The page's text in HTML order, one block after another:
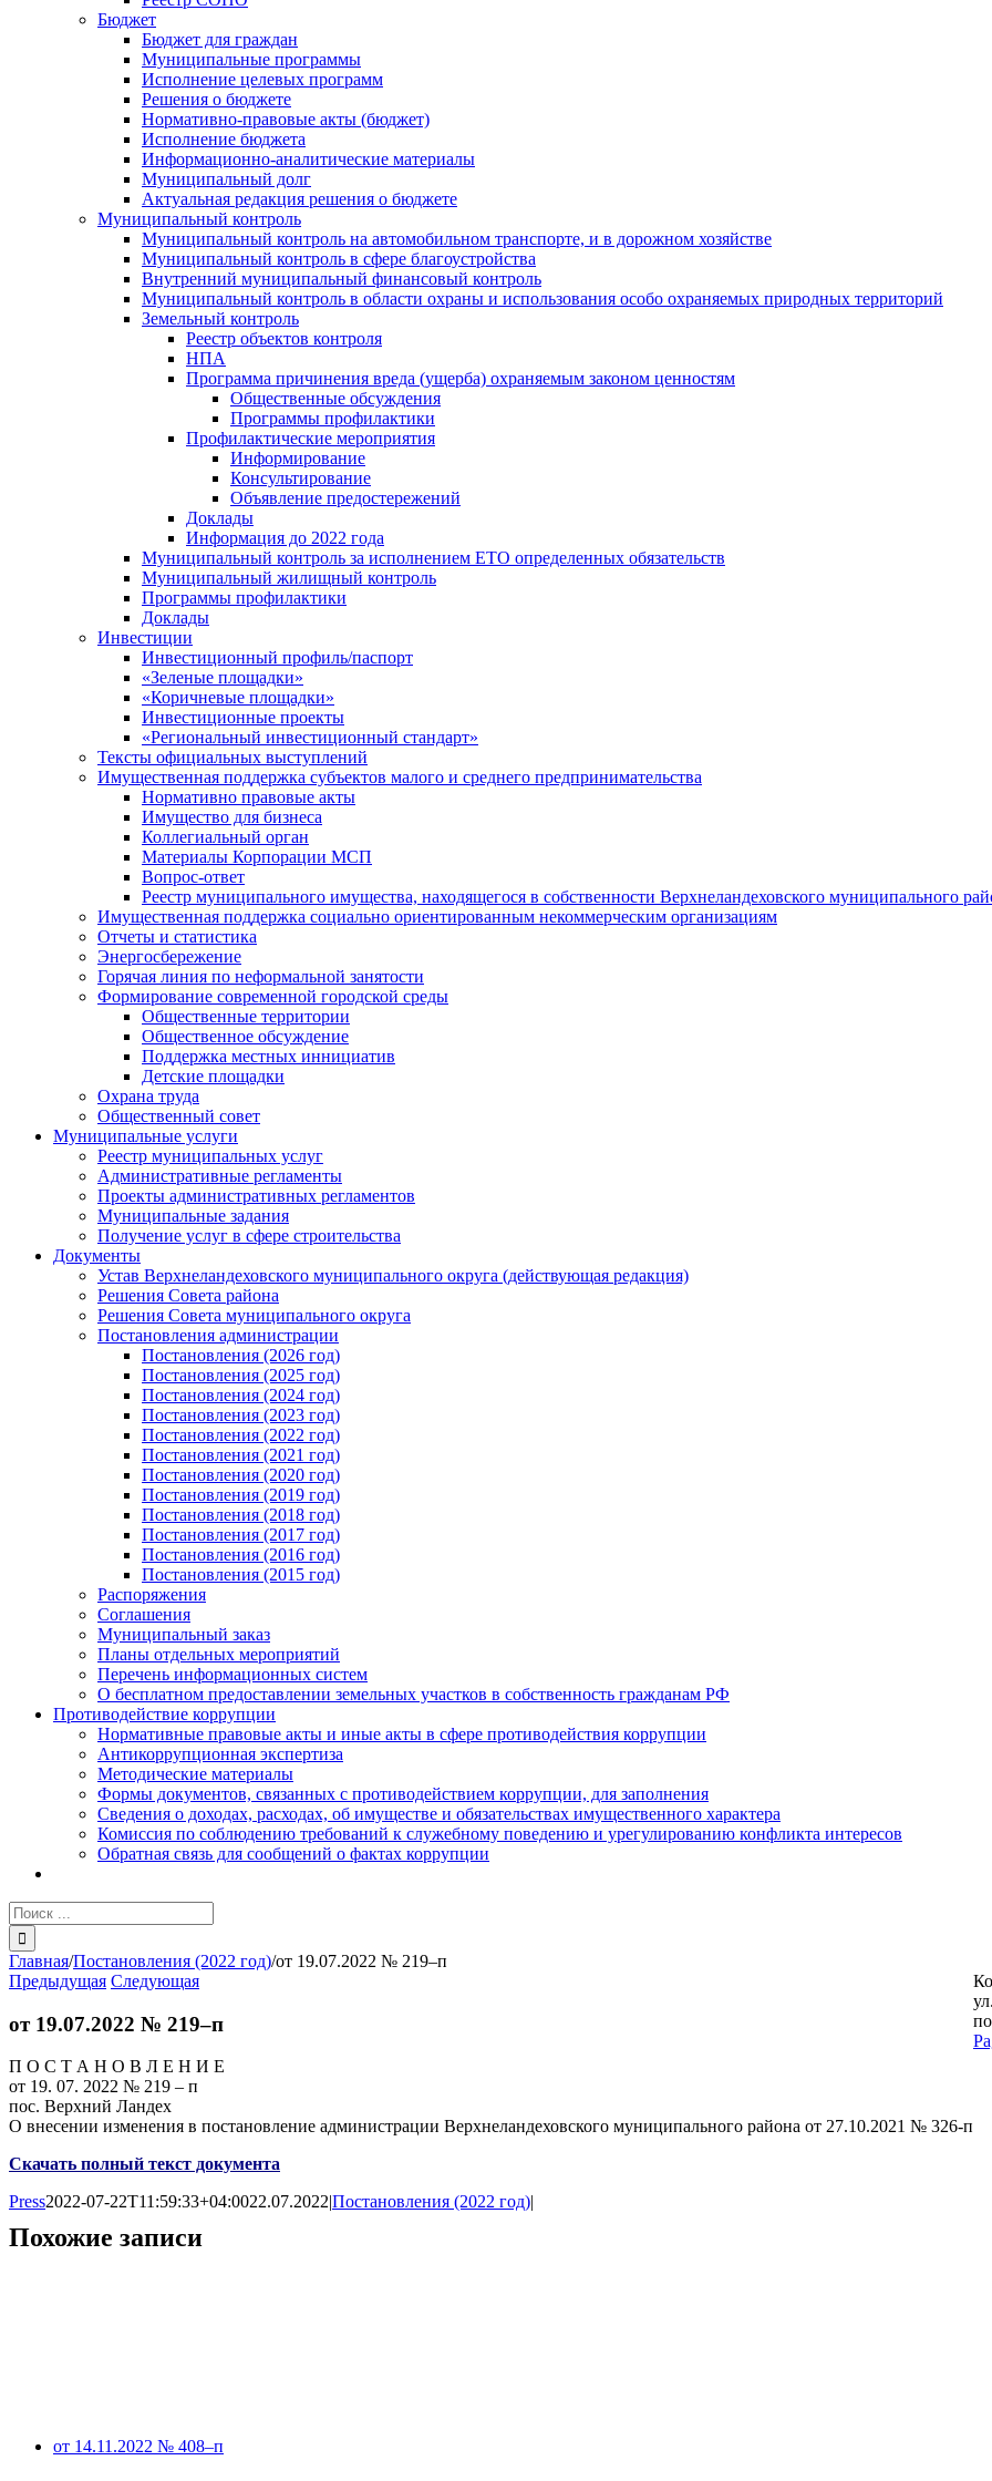
Бюджет
Бюджет для граждан
Муниципальные программы
Исполнение целевых программ
Решения о бюджете
Нормативно-правовые акты (бюджет)
Исполнение бюджета
Информационно-аналитические материалы
Муниципальный долг
Актуальная редакция решения о бюджете
Муниципальный контроль
Муниципальный контроль на автомобильном транспорте, и в дорожном хозяйстве
Муниципальный контроль в сфере благоустройства
Внутренний муниципальный финансовый контроль
Муниципальный контроль в области охраны и использования особо охраняемых природных территорий
Земельный контроль
Реестр объектов контроля
НПА
Программа причинения вреда (ущерба) охраняемым законом ценностям
Общественные обсуждения
Программы профилактики
Профилактические мероприятия
Информирование
Консультирование
Объявление предостережений
Доклады
Информация до 2022 года
Муниципальный контроль за исполнением ЕТО определенных обязательств
Муниципальный жилищный контроль
Программы профилактики
Доклады
Инвестиции
Инвестиционный профиль/паспорт
«Зеленые площадки»
«Коричневые площадки»
Инвестиционные проекты
«Региональный инвестиционный стандарт»
Тексты официальных выступлений
Имущественная поддержка субъектов малого и среднего предпринимательства
Нормативно правовые акты
Имущество для бизнеса
Коллегиальный орган
Материалы Корпорации МСП
Вопрос-ответ
Реестр муниципального имущества, находящегося в собственности Верхнеландеховского муниципального
Имущественная поддержка социально ориентированным некоммерческим организациям
Отчеты и статистика
Энергосбережение
Горячая линия по неформальной занятости
Формирование современной городской среды
Общественные территории
Общественное обсуждение
Поддержка местных иннициатив
Детские площадки
Охрана труда
Общественный совет
Муниципальные услуги
Реестр муниципальных услуг
Административные регламенты
Проекты административных регламентов
Муниципальные задания
Получение услуг в сфере строительства
Документы
Устав Верхнеландеховского муниципального округа (действующая редакция)
Решения Совета района
Решения Совета муниципального округа
Постановления администрации
Постановления (2026 год)
Постановления (2025 год)
Постановления (2024 год)
Постановления (2023 год)
Постановления (2022 год)
Постановления (2021 год)
Постановления (2020 год)
Постановления (2019 год)
Постановления (2018 год)
Постановления (2017 год)
Постановления (2016 год)
Постановления (2015 год)
Распоряжения
Соглашения
Муниципальный заказ
Планы отдельных мероприятий
Перечень информационных систем
О бесплатном предоставлении земельных участков в собственность гражданам РФ
Противодействие коррупции
Нормативные правовые акты и иные акты в сфере противодействия коррупции
Антикоррупционная экспертиза
Методические материалы
Формы документов, связанных с противодействием коррупции, для заполнения
Сведения о доходах, расходах, об имуществе и обязательствах имущественного характера
Комиссия по соблюдению требований к служебному поведению и урегулированию конфликта интересов
Обратная связь для сообщений о фактах коррупции
Результат
поиска:
Главная/Постановления (2022 год)/от 19.07.2022 № 219–п
Предыдущая Следующая
от 19.07.2022 № 219–п
П О С Т А Н О В Л Е Н И Е
от 19. 07. 2022 № 219 – п
пос. Верхний Ландех
О внесении изменения в постановление администрации Верхнеландеховского муниципального района от 27.10.2021 № 326-п
Скачать полный текст документа
Press2022-07-22T11:59:33+04:0022.07.2022|Постановления (2022 год)|
Похожие записи
от 14.11.2022 № 408–п